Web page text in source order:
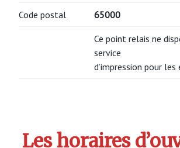
Code postal 65000
Ce point relais ne
service
d’impression pour
Les horaires